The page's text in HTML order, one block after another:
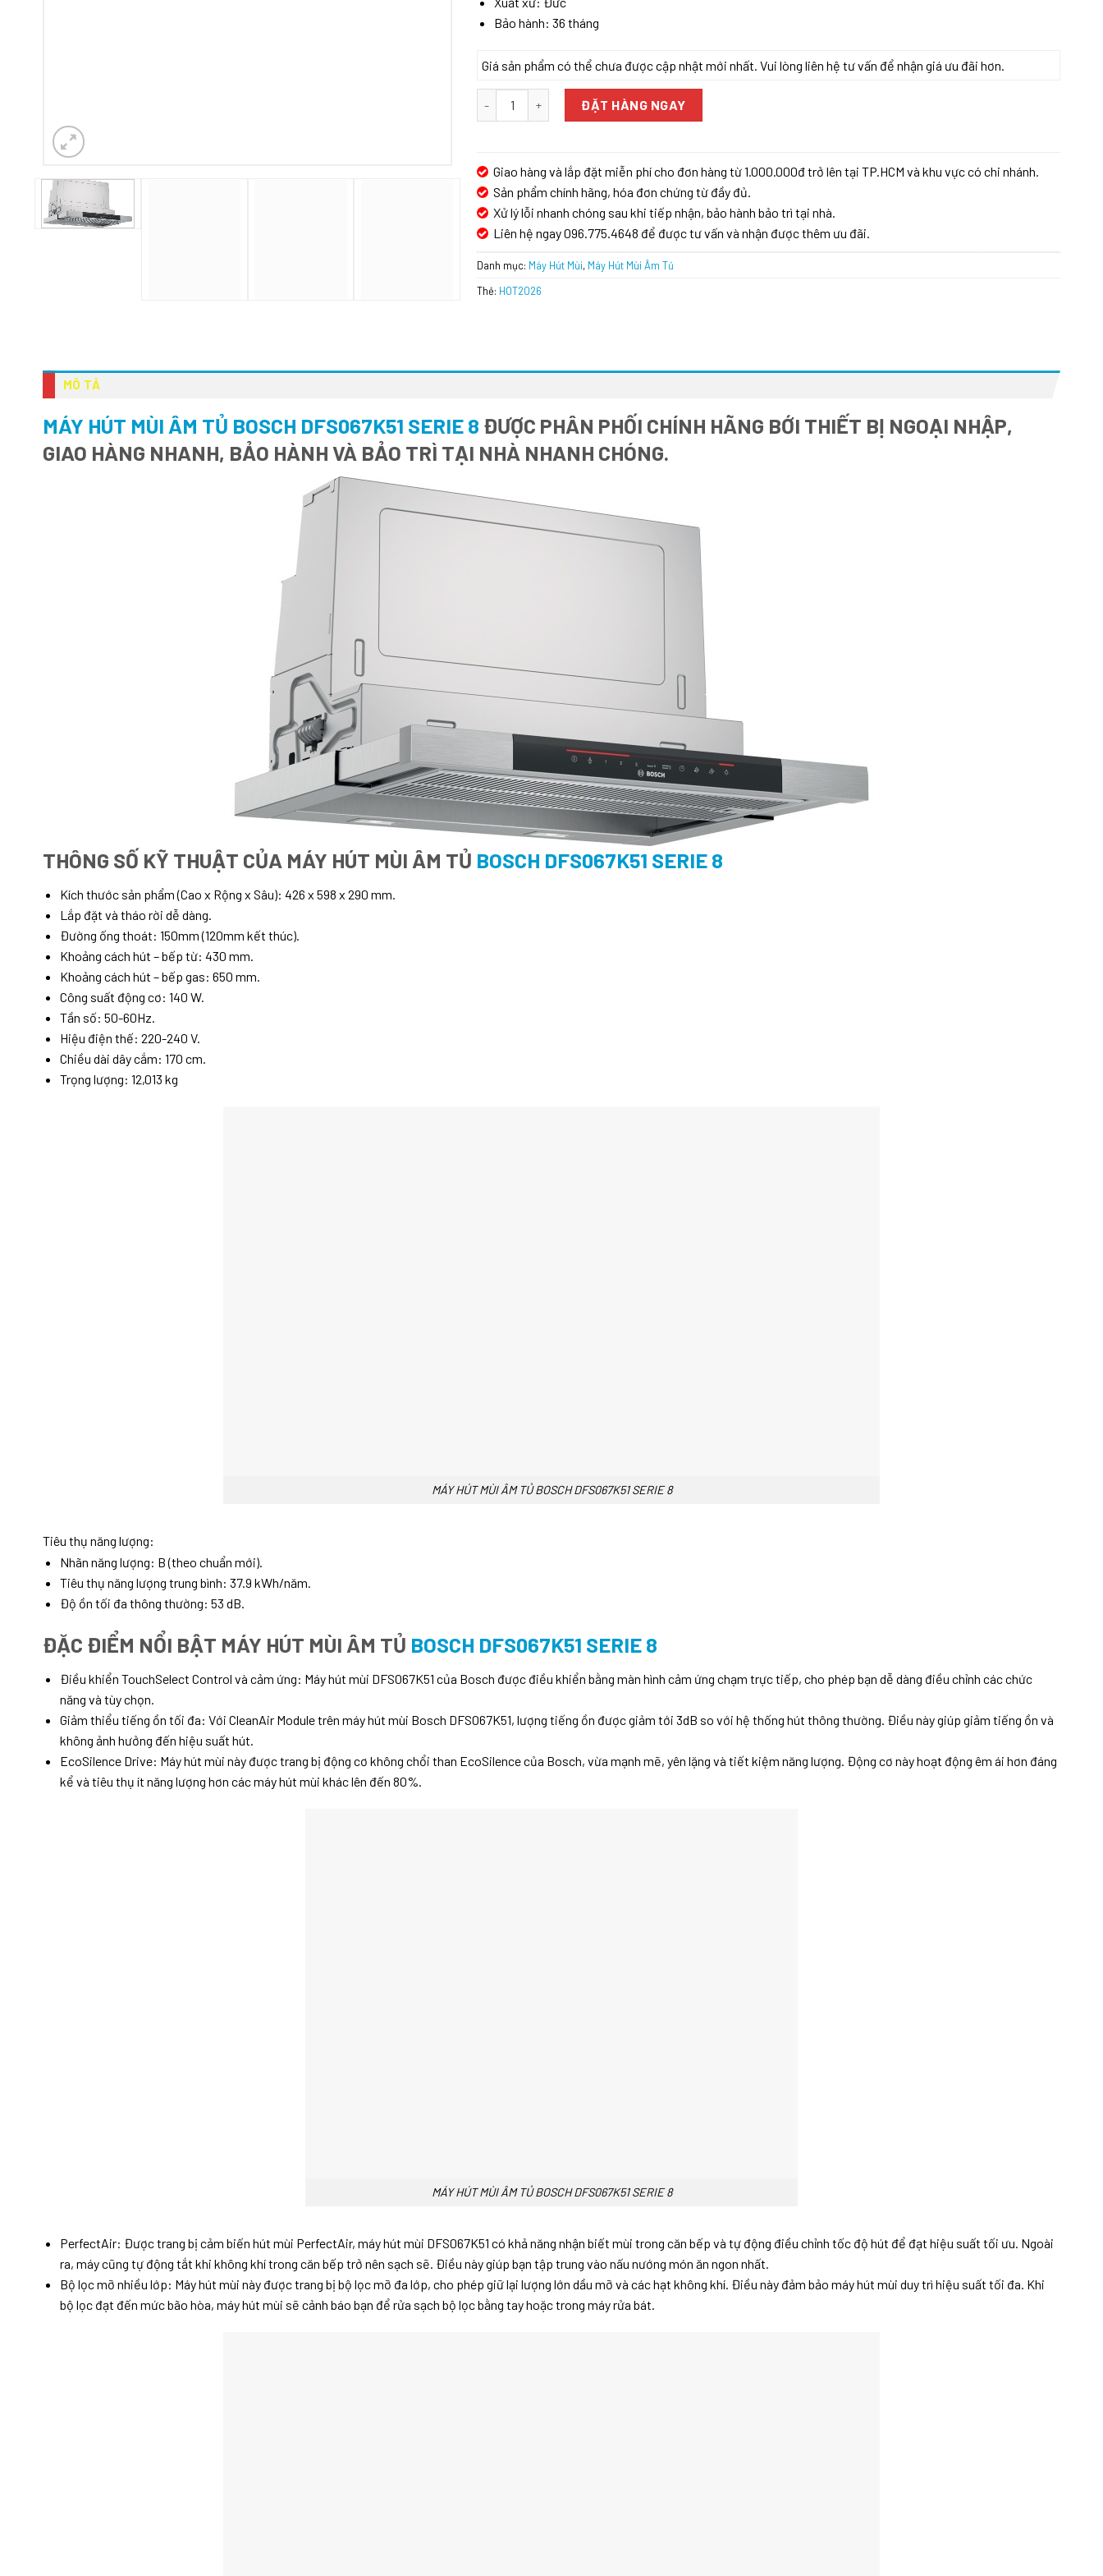
Bảo hành: 36 tháng
Giá sản phẩm có thể chưa được cập nhật mới nhất. Vui lòng liên hệ tư vấn để nhận giá ưu đãi hơn.
MÁY HÚT MÙI ÂM TỦ BOSCH DFS067K51 SERIE 8 số lượng
ĐẶT HÀNG NGAY
Giao hàng và lắp đặt miễn phí cho đơn hàng từ 1.000.000đ trở lên tại TP.HCM và khu vực có chi nhánh.
Sản phẩm chính hãng, hóa đơn chứng từ đầy đủ.
Xử lý lỗi nhanh chóng sau khi tiếp nhận, bảo hành bảo trì tại nhà.
Liên hệ ngay 096.775.4648 để được tư vấn và nhận được thêm ưu đãi.
Danh mục: Máy Hút Mùi, Máy Hút Mùi Âm Tủ
Thẻ: HOT2026
MÔ TẢ
MÁY HÚT MÙI ÂM TỦ BOSCH DFS067K51 SERIE 8 ĐƯỢC PHÂN PHỐI CHÍNH HÃNG BỚI THIẾT BỊ NGOẠI NHẬP,
GIAO HÀNG NHANH, BẢO HÀNH VÀ BẢO TRÌ TẠI NHÀ NHANH CHÓNG.
THÔNG SỐ KỸ THUẬT CỦA MÁY HÚT MÙI ÂM TỦ BOSCH DFS067K51 SERIE 8
Kích thước sản phẩm (Cao x Rộng x Sâu): 426 x 598 x 290 mm.
Lắp đặt và tháo rời dễ dàng.
Đường ống thoát: 150mm (120mm kết thúc).
Khoảng cách hút – bếp từ: 430 mm.
Khoảng cách hút – bếp gas: 650 mm.
Công suất động cơ: 140 W.
Tần số: 50-60Hz.
Hiệu điện thế: 220-240 V.
Chiều dài dây cắm: 170 cm.
Trọng lượng: 12,013 kg
MÁY HÚT MÙI ÂM TỦ BOSCH DFS067K51 SERIE 8
Tiêu thụ năng lượng:
Nhãn năng lượng: B (theo chuẩn mới).
Tiêu thụ năng lượng trung bình: 37.9 kWh/năm.
Độ ồn tối đa thông thường: 53 dB.
ĐẶC ĐIỂM NỔI BẬT MÁY HÚT MÙI ÂM TỦ BOSCH DFS067K51 SERIE 8
Điều khiển TouchSelect Control và cảm ứng: Máy hút mùi DFS067K51 của Bosch được điều khiển bằng màn hình cảm ứng chạm trực tiếp, cho phép bạn dễ dàng điều chỉnh các chức
năng và tùy chọn.
Giảm thiểu tiếng ồn tối đa: Với CleanAir Module trên máy hút mùi Bosch DFS067K51, lượng tiếng ồn được giảm tới 3dB so với hệ thống hút thông thường. Điều này giúp giảm tiếng ồn và
không ảnh hưởng đến hiệu suất hút.
EcoSilence Drive: Máy hút mùi này được trang bị động cơ không chổi than EcoSilence của Bosch, vừa mạnh mẽ, yên lặng và tiết kiệm năng lượng. Động cơ này hoạt động êm ái hơn đáng
kể và tiêu thụ ít năng lượng hơn các máy hút mùi khác lên đến 80%.
MÁY HÚT MÙI ÂM TỦ BOSCH DFS067K51 SERIE 8
PerfectAir: Được trang bị cảm biến hút mùi PerfectAir, máy hút mùi DFS067K51 có khả năng nhận biết mùi trong căn bếp và tự động điều chỉnh tốc độ hút để đạt hiệu suất tối ưu. Ngoài
ra, máy cũng tự động tắt khi không khí trong căn bếp trở nên sạch sẽ. Điều này giúp bạn tập trung vào nấu nướng món ăn ngon nhất.
Bộ lọc mỡ nhiều lớp: Máy hút mùi này được trang bị bộ lọc mỡ đa lớp, cho phép giữ lại lượng lớn dầu mỡ và các hạt không khí. Điều này đảm bảo máy hút mùi duy trì hiệu suất tối đa. Khi
bộ lọc đạt đến mức bão hòa, máy hút mùi sẽ cảnh báo bạn để rửa sạch bộ lọc bằng tay hoặc trong máy rửa bát.